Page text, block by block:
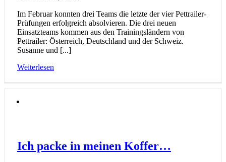
Im Februar konnten drei Teams die letzte der vier Pettrailer-
Prüfungen erfolgreich absolvieren. Die drei neuen
Einsatzteams kommen aus den Trainingsländern von
Pettrailer: Österreich, Deutschland und der Schweiz.
Susanne und [...]
Weiterlesen
Ich packe in meinen Koffer…